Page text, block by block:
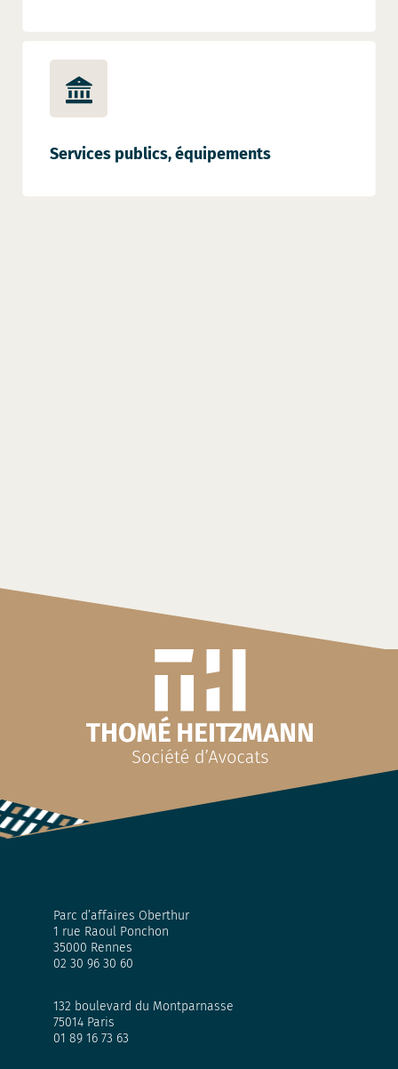
Services publics, équipements
Parc d’affaires Oberthur
1 rue Raoul Ponchon
35000 Rennes
02 30 96 30 60
132 boulevard du Montparnasse
75014 Paris
01 89 16 73 63